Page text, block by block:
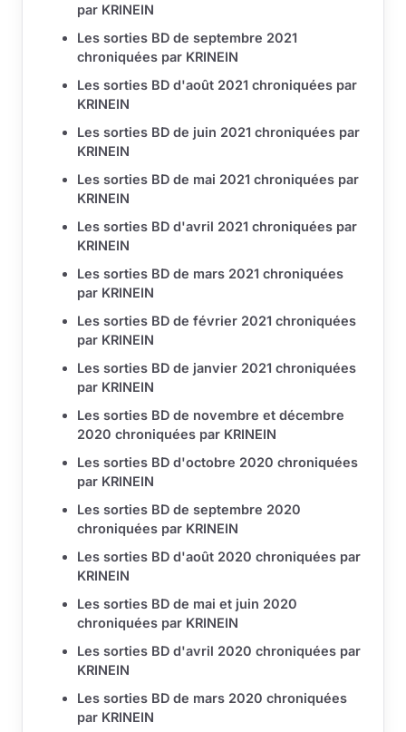
par KRINEIN
Les sorties BD de septembre 2021
chroniquées par KRINEIN
Les sorties BD d'août 2021 chroniquées par
KRINEIN
Les sorties BD de juin 2021 chroniquées par
KRINEIN
Les sorties BD de mai 2021 chroniquées par
KRINEIN
Les sorties BD d'avril 2021 chroniquées par
KRINEIN
Les sorties BD de mars 2021 chroniquées
par KRINEIN
Les sorties BD de février 2021 chroniquées
par KRINEIN
Les sorties BD de janvier 2021 chroniquées
par KRINEIN
Les sorties BD de novembre et décembre
2020 chroniquées par KRINEIN
Les sorties BD d'octobre 2020 chroniquées
par KRINEIN
Les sorties BD de septembre 2020
chroniquées par KRINEIN
Les sorties BD d'août 2020 chroniquées par
KRINEIN
Les sorties BD de mai et juin 2020
chroniquées par KRINEIN
Les sorties BD d'avril 2020 chroniquées par
KRINEIN
Les sorties BD de mars 2020 chroniquées
par KRINEIN